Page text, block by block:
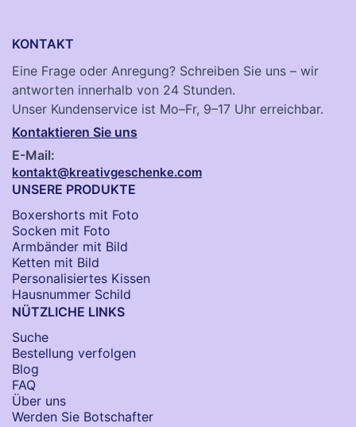
KONTAKT
Eine Frage oder Anregung? Schreiben Sie uns – wir
antworten innerhalb von 24 Stunden.
Unser Kundenservice ist Mo–Fr, 9–17 Uhr erreichbar.
Kontaktieren Sie uns
E-Mail:
kontakt@kreativgeschenke.com
UNSERE PRODUKTE
Boxershorts mit Foto
Socken​ mit Foto
Armbänder mit Bild​
Ketten mit Bild
Personalisiertes Kissen
Hausnummer Schild
NÜTZLICHE LINKS
Suche
Bestellung verfolgen
Blog
FAQ
Über uns
Werden Sie Botschafter